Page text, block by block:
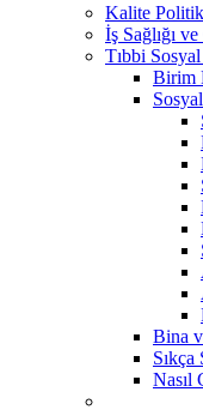
Kalite
İş Sağlığı
Tıbbi
Birim
Bina
Nasıl